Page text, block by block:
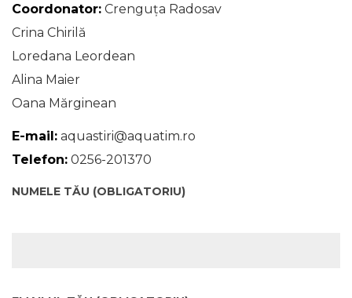
Coordonator: Crenguța Radosav
Crina Chirilă
Loredana Leordean
Alina Maier
Oana Mărginean
E-mail: aquastiri@aquatim.ro
Telefon: 0256-201370
NUMELE TĂU (OBLIGATORIU)